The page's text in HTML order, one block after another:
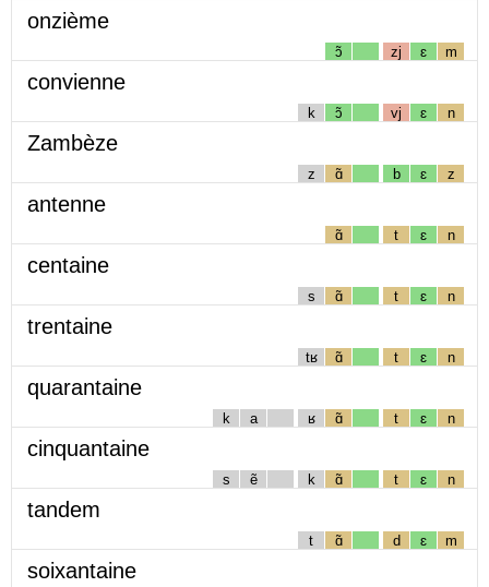
onzième
ɔ̃ zj ɛ m
convienne
k ɔ̃ vj ɛ n
Zambèze
z ɑ̃ b ɛ z
antenne
ɑ̃ t ɛ n
centaine
s ɑ̃ t ɛ n
trentaine
tʁ ɑ̃ t ɛ n
quarantaine
k a ʁ ɑ̃ t ɛ n
cinquantaine
s ẽ k ɑ̃ t ɛ n
tandem
t ɑ̃ d ɛ m
soixantaine